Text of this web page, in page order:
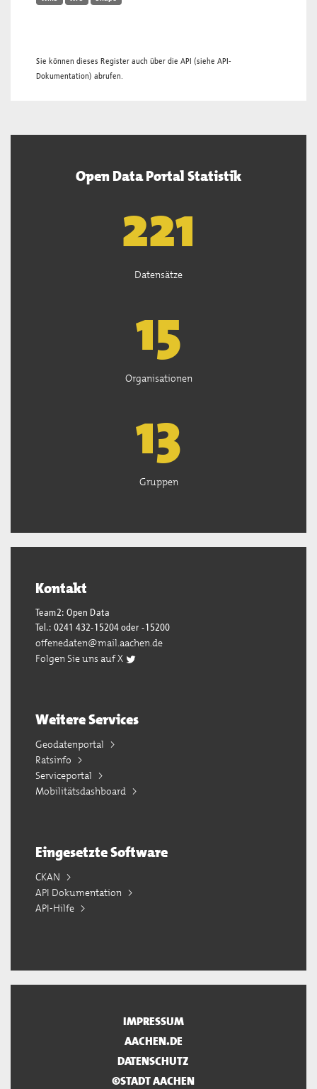
Sie können dieses Register auch über die API (siehe API-
Dokumentation) abrufen.
Open Data Portal Statistik
222
Datensätze
15
Organisationen
13
Gruppen
Kontakt
Team2: Open Data
Tel.: 0241 432-15204 oder -15200
offenedaten@mail.aachen.de
Folgen Sie uns auf X
Weitere Services
Geodatenportal
Ratsinfo
Serviceportal
Mobilitätsdashboard
Eingesetzte Software
CKAN
API Dokumentation
API-Hilfe
IMPRESSUM
AACHEN.DE
DATENSCHUTZ
©STADT AACHEN